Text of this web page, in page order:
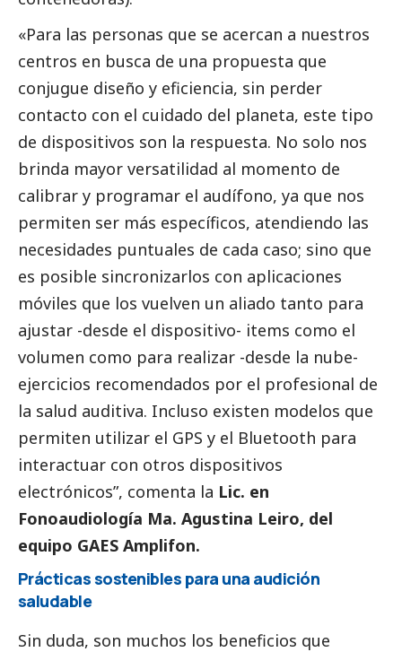
«Para las personas que se acercan a nuestros
centros en busca de una propuesta que
conjugue diseño y eficiencia, sin perder
contacto con el cuidado del planeta, este tipo
de dispositivos son la respuesta. No solo nos
brinda mayor versatilidad al momento de
calibrar y programar el audífono, ya que nos
permiten ser más específicos, atendiendo las
necesidades puntuales de cada caso; sino que
es posible sincronizarlos con aplicaciones
móviles que los vuelven un aliado tanto para
ajustar -desde el dispositivo- items como el
volumen como para realizar -desde la nube-
ejercicios recomendados por el profesional de
la salud auditiva. Incluso existen modelos que
permiten utilizar el GPS y el Bluetooth para
interactuar con otros dispositivos
electrónicos”, comenta la Lic. en
Fonoaudiología Ma. Agustina Leiro, del
equipo GAES Amplifon.
Prácticas sostenibles para una audición
saludable
Sin duda, son muchos los beneficios que